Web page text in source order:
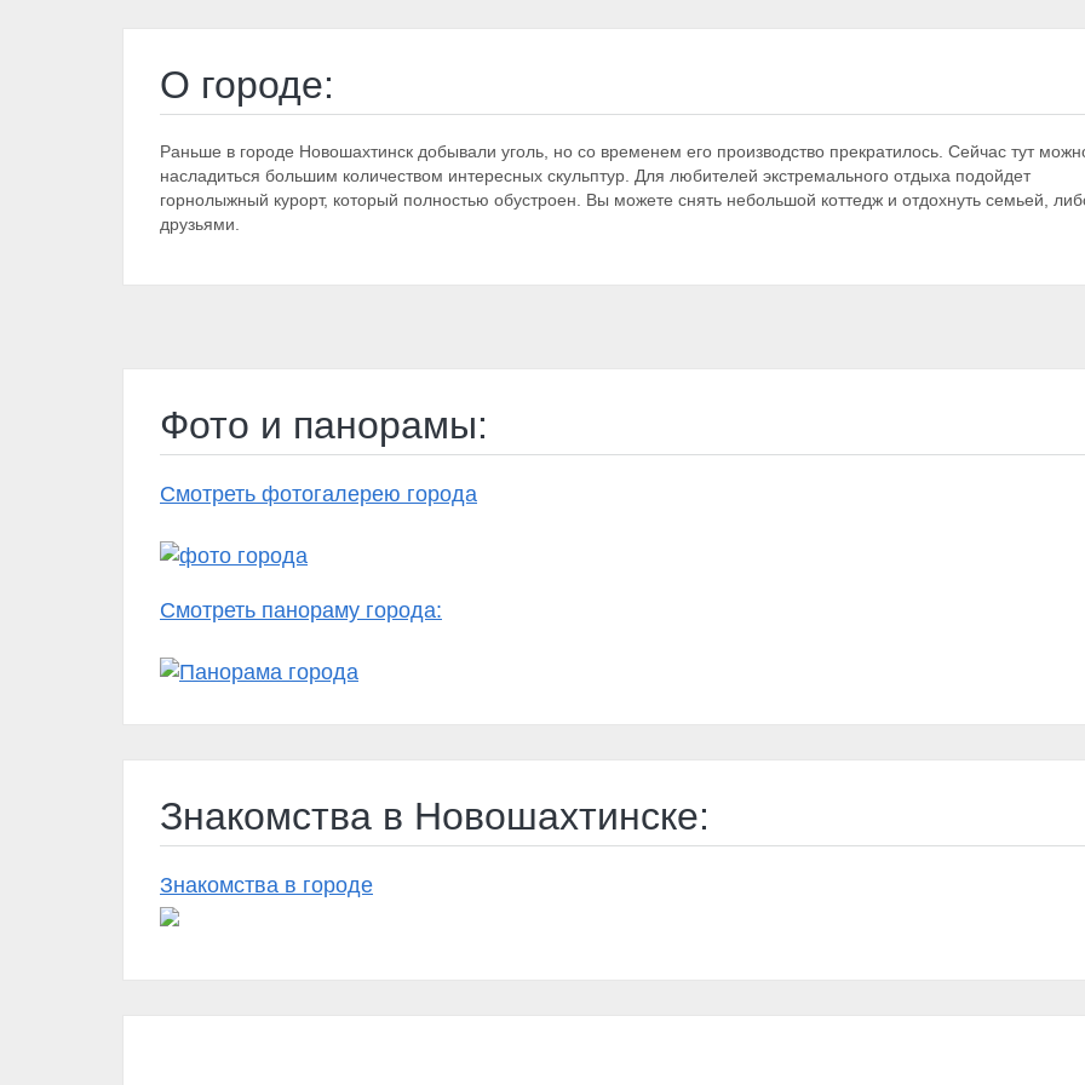
О городе:
Раньше в городе Новошахтинск добывали уголь, но со временем его производство прекратилось. Сейчас тут
насладиться большим количеством интересных скульптур. Для любителей экстремального отдыха подойдет
горнолыжный курорт, который полностью обустроен. Вы можете снять небольшой коттедж и отдохнуть семьей,
друзьями.
Фото и панорамы:
Смотреть фотогалерею города
Смотреть панораму города:
Знакомства в Новошахтинске:
Знакомства в городе